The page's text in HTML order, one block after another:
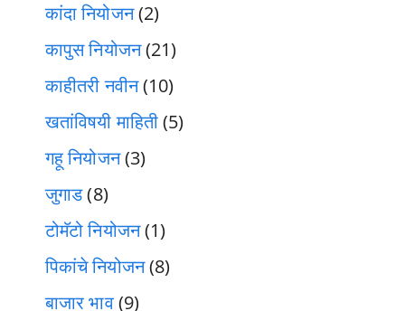
कांदा नियोजन(2)
कापुस नियोजन(21)
काहीतरी नवीन(10)
खतांविषयी माहिती(5)
गहू नियोजन(3)
जुगाड(8)
टोमॅटो नियोजन(1)
पिकांचे नियोजन(8)
बाजार भाव(9)